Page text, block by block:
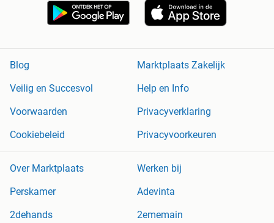
Blog
Marktplaats Zakelijk
Veilig en Succesvol
Help en Info
Voorwaarden
Privacyverklaring
Cookiebeleid
Privacyvoorkeuren
Over Marktplaats
Werken bij
Perskamer
Adevinta
2dehands
2ememain